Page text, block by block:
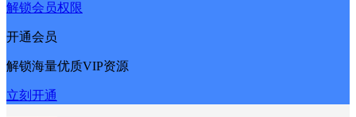
解锁会员权限
开通会员
解锁海量优质VIP资源
立刻开通